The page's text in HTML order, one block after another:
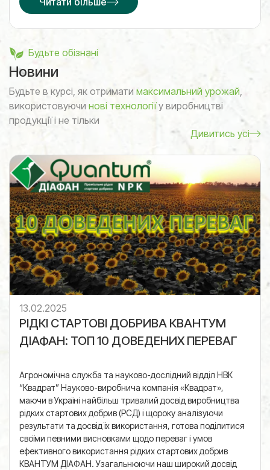
Будьте обізнані
Новини
Будьте в курсі, як отримати максимальний урожай
використовуючи нові технологіїу виробництві
продукції і не тільки
Дивитись усі
13.02.2025
РІДКІ СТАРТОВІ ДОБРИВА КВАНТУМ
ДІАФАН: ТОП 10 ДОВЕДЕНИХ ПЕРЕВАГ
Агрономічна служба та науково-дослідний відділ НВК
“Квадрат” Науково-виробнича компанія «Квадрат»,
маючи в Україні найбільш тривалий досвід виробництва
рідких стартових добрив (РСД) і щороку аналізуючи
результати та досвід їх використання, готова поділитися
своїми певними висновками щодо переваг і умов
ефективного використання рідких стартових добрив
КВАНТУМ ДІАФАН. Узагальнюючи наш широкий досвід